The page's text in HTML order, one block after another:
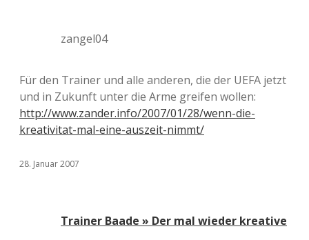
zangel04
Für den Trainer und alle anderen, die der UEFA jetzt
und in Zukunft unter die Arme greifen wollen:
http://www.zander.info/2007/01/28/wenn-die-
kreativitat-mal-eine-auszeit-nimmt/
28. Januar 2007
Trainer Baade » Der mal wieder kreative